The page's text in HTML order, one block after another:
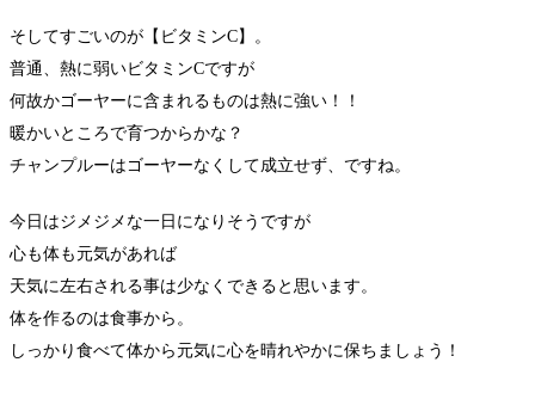
そしてすごいのが【ビタミンC】。
普通、熱に弱いビタミンCですが
何故かゴーヤーに含まれるものは熱に強い！！
暖かいところで育つからかな？
チャンプルーはゴーヤーなくして成立せず、ですね。
今日はジメジメな一日になりそうですが
心も体も元気があれば
天気に左右される事は少なくできると思います。
体を作るのは食事から。
しっかり食べて体から元気に心を晴れやかに保ちましょう！